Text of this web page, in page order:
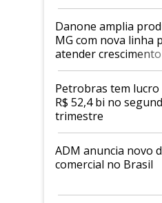
Danone amplia
MG com nova linha
atender
mercado de
proteicos
Petrobras tem lucro
R$ 52,4 bi no
trimestre
ADM anuncia novo
comercial no Brasil